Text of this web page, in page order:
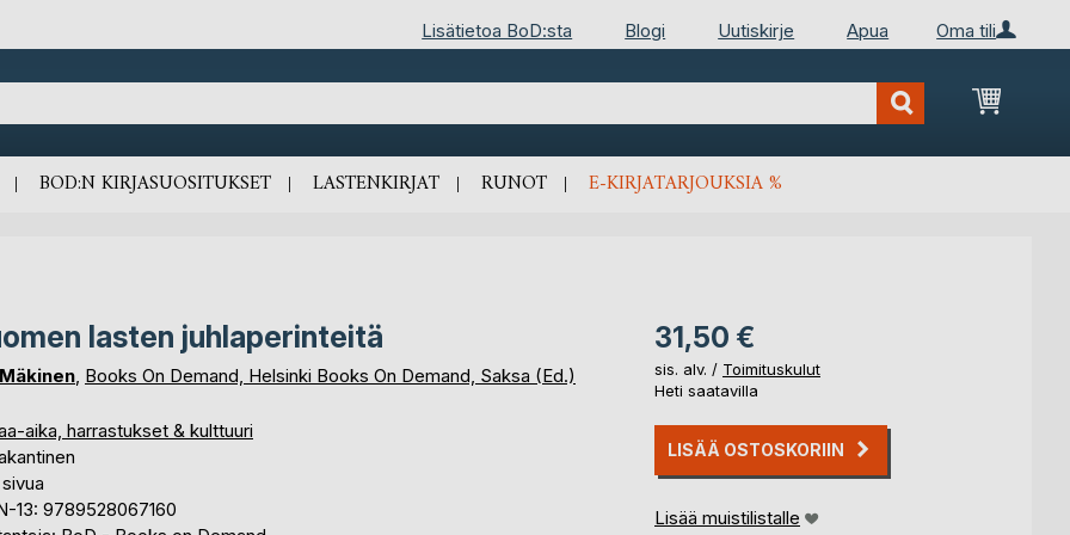
Oma tili
Lisätietoa BoD:sta Blogi Uutiskirje Apua
BOD:N KIRJASUOSITUKSET LASTENKIRJAT RUNOT E-KIRJATARJOUKSIA %
lasten juhlaperinteitä
, Books On Demand, Helsinki Books On Demand, Saksa (Ed.)
aika, harrastukset & kulttuuri
13: 9789528067160
31,50 €
sis. alv. / Toimituskulut
Heti saatavilla
LISÄÄ OSTOSKORIIN
Lisää muistilistalle